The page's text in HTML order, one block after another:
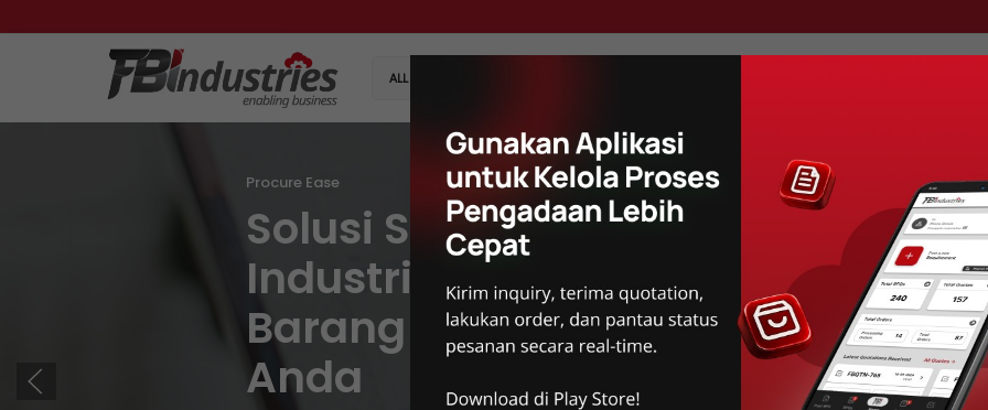
to
ALL PRODUCTS
Procure Ease
Solusi Sumber Daya Menyeluruh
Industri Anda. Menemukan
Barang Jadi untuk Memenuhi
Anda